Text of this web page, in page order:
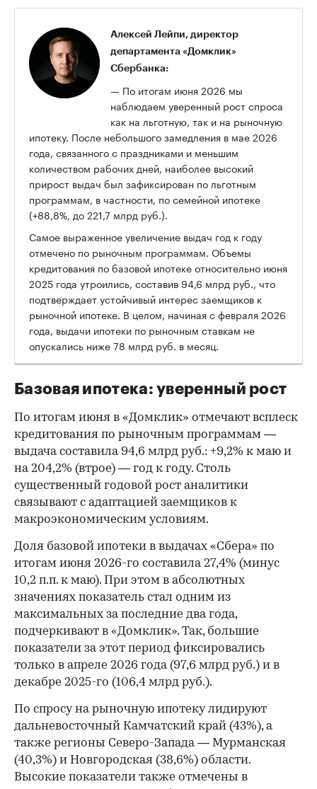
Алексей Лейпи, директор
департамента «Домклик»
Сбербанка:
— По итогам июня 2026 мы
наблюдаем уверенный рост спроса
как на льготную, так и на рыночную
ипотеку. После небольшого замедления в мае 2026
года, связанного с праздниками и меньшим
количеством рабочих дней, наиболее высокий
прирост выдач был зафиксирован по льготным
программам, в частности, по семейной ипотеке
(+88,8%, до 221,7 млрд руб.).
Самое выраженное увеличение выдач год к году
отмечено по рыночным программам. Объемы
кредитования по базовой ипотеке относительно июня
2025 года утроились, составив 94,6 млрд руб., что
подтверждает устойчивый интерес заемщиков к
рыночной ипотеке. В целом, начиная с февраля 2026
года, выдачи ипотеки по рыночным ставкам не
опускались ниже 78 млрд руб. в месяц.
Базовая ипотека: уверенный рост
По итогам июня в «Домклик» отмечают всплеск
кредитования по рыночным программам —
выдача составила 94,6 млрд руб.: +9,2% к маю и
на 204,2% (втрое) — год к году. Столь
существенный годовой рост аналитики
связывают с адаптацией заемщиков к
макроэкономическим условиям.
Доля базовой ипотеки в выдачах «Сбера» по
итогам июня 2026-го составила 27,4% (минус
10,2 п.п. к маю). При этом в абсолютных
значениях показатель стал одним из
максимальных за последние два года,
подчеркивают в «Домклик». Так, большие
показатели за этот период фиксировались
только в апреле 2026 года (97,6 млрд руб.) и в
декабре 2025-го (106,4 млрд руб.).
По спросу на рыночную ипотеку лидируют
дальневосточный Камчатский край (43%), а
также регионы Северо-Запада — Мурманская
(40,3%) и Новгородская (38,6%) области.
Высокие показатели также отмечены в